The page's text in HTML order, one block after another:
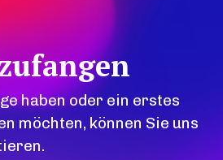
haben oder ein erstes
möchten, können Sie uns